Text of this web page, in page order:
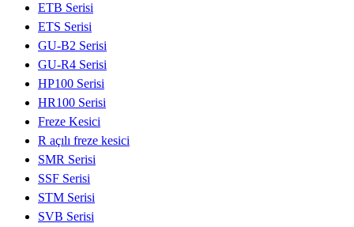
ETB Serisi
ETS Serisi
GU-B2 Serisi
GU-R4 Serisi
HP100 Serisi
HR100 Serisi
Freze Kesici
R açılı freze kesici
SMR Serisi
SSF Serisi
STM Serisi
SVB Serisi